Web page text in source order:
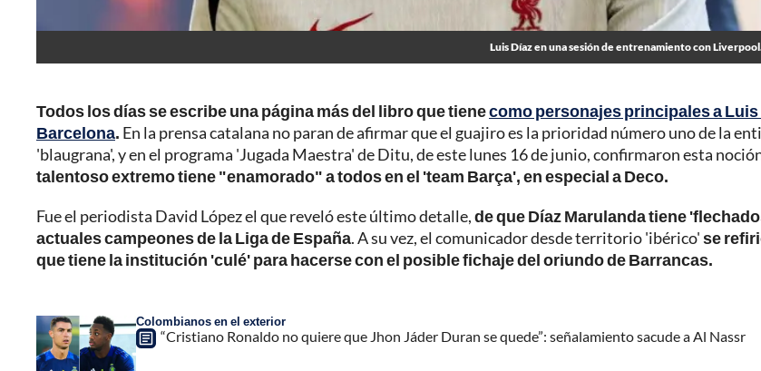
Luis Díaz en una sesión de entrenamiento con
Todos los días se escribe una página más del libro que tienecomo personajes principales a Luis
Barcelona. En la prensa catalana no paran de afirmar que el guajiro es la prioridad número uno de la
'blaugrana', y en el programa 'Jugada Maestra' de Ditu, de este lunes 16 de junio, confirmaron esta
talentoso extremo tiene "enamorado" a todos en el 'team Barça', en especial a Deco.
Fue el periodista David López el que reveló este último detalle,de que Díaz Marulanda tiene
actuales campeones de la Liga de España. A su vez, el comunicador desde territorio 'ibérico'se
que tiene la institución 'culé' para hacerse con el posible fichaje del oriundo de Barrancas.
Colombianos en el exterior
“Cristiano Ronaldo no quiere que Jhon Jáder Duran se quede”: señalamiento sacude a Al Nassr